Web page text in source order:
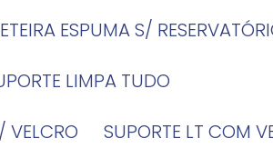
ESPUMA S/
LIMPA TUDO
VELCRO SUPORTE LT COM